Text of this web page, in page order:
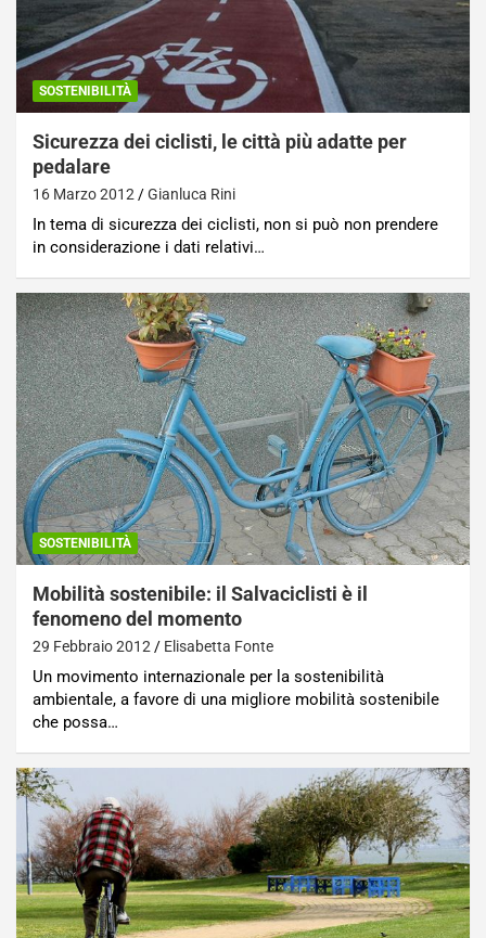
SOSTENIBILITÀ
Sicurezza dei ciclisti, le città più adatte per
pedalare
16 Marzo 2012 Gianluca Rini
In tema di sicurezza dei ciclisti, non si può non prendere
in considerazione i dati relativi…
SOSTENIBILITÀ
Mobilità sostenibile: il Salvaciclisti è il
fenomeno del momento
29 Febbraio 2012 Elisabetta Fonte
Un movimento internazionale per la sostenibilità
ambientale, a favore di una migliore mobilità sostenibile
che possa…